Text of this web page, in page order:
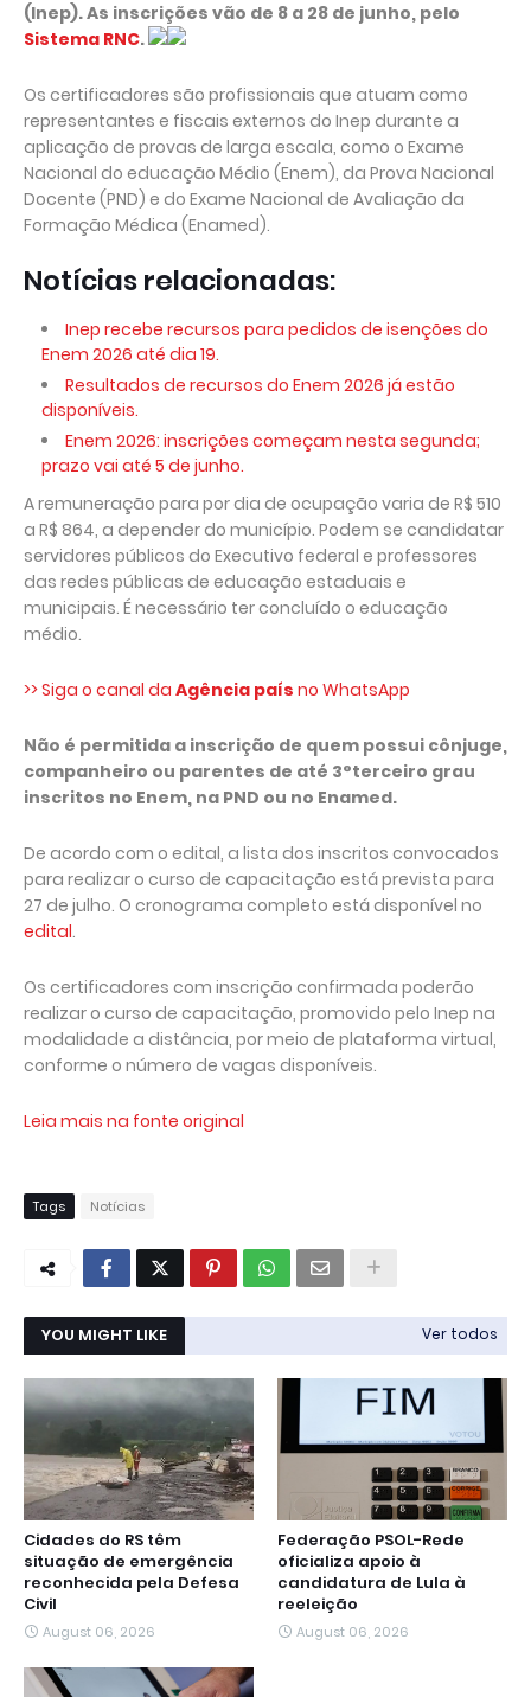
(Inep). As inscrições vão de 8 a 28 de junho, pelo
Sistema RNC.
Os certificadores são profissionais que atuam como
representantes e fiscais externos do Inep durante a
aplicação de provas de larga escala, como o Exame
Nacional do educação Médio (Enem), da Prova Nacional
Docente (PND) e do Exame Nacional de Avaliação da
Formação Médica (Enamed).
Notícias relacionadas:
Inep recebe recursos para pedidos de isenções do
Enem 2026 até dia 19.
Resultados de recursos do Enem 2026 já estão
disponíveis.
Enem 2026: inscrições começam nesta segunda;
prazo vai até 5 de junho.
A remuneração para por dia de ocupação varia de R$ 510
a R$ 864, a depender do município. Podem se candidatar
servidores públicos do Executivo federal e professores
das redes públicas de educação estaduais e
municipais. É necessário ter concluído o educação
médio.
>> Siga o canal da Agência país no WhatsApp
Não é permitida a inscrição de quem possui cônjuge,
companheiro ou parentes de até 3°terceiro grau
inscritos no Enem, na PND ou no Enamed.
De acordo com o edital, a lista dos inscritos convocados
para realizar o curso de capacitação está prevista para
27 de julho. O cronograma completo está disponível no
edital.
Os certificadores com inscrição confirmada poderão
realizar o curso de capacitação, promovido pelo Inep na
modalidade a distância, por meio de plataforma virtual,
conforme o número de vagas disponíveis.
Leia mais na fonte original
Tags Notícias
YOU MIGHT LIKE Ver todos
Cidades do RS têm
situação de emergência
reconhecida pela Defesa
Civil
August 06, 2026
Federação PSOL-Rede
oficializa apoio à
candidatura de Lula à
reeleição
August 06, 2026